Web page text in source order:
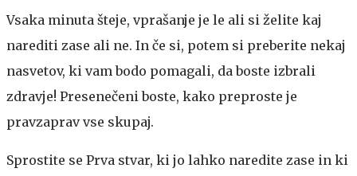
Vsaka minuta šteje, vprašanje je le ali si želite kaj
narediti zase ali ne. In če si, potem si preberite nekaj
nasvetov, ki vam bodo pomagali, da boste izbrali
zdravje! Presenečeni boste, kako preproste je
pravzaprav vse skupaj.
Sprostite se Prva stvar, ki jo lahko naredite zase in ki